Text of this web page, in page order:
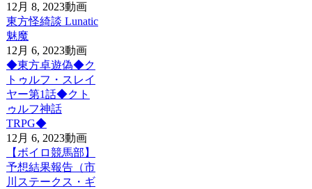
12月 8, 2023動画
東方怪綺談 Lunatic
魅魔
12月 6, 2023動画
◆東方卓遊偽◆ク
トゥルフ・スレイ
ヤー第1話◆クト
ゥルフ神話
TRPG◆
12月 6, 2023動画
【ボイロ競馬部】
予想結果報告（市
川ステークス・ギ